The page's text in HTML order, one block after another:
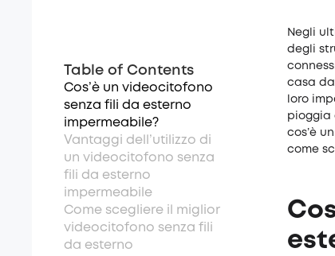
Negli
degli
casa da
loro
pioggia
cos’è
come
Table of Contents
Cos’è un videocitofono
senza fili da esterno
impermeabile?
Vantaggi dell’utilizzo di
un videocitofono senza
fili da esterno
impermeabile
Come scegliere il miglior
videocitofono senza fili
da esterno